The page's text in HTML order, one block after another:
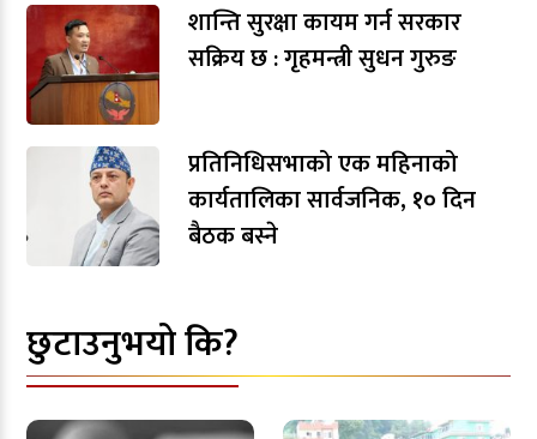
शान्ति सुरक्षा कायम गर्न सरकार
सक्रिय छ : गृहमन्त्री सुधन गुरुङ
प्रतिनिधिसभाको एक महिनाको
कार्यतालिका सार्वजनिक, १० दिन
बैठक बस्ने
छुटाउनुभयो कि?